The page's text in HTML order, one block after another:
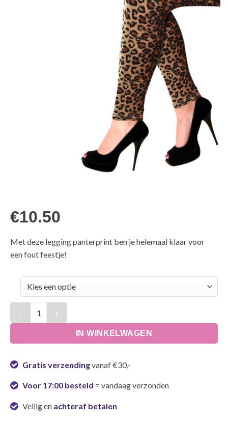
€10.50
Met deze legging panterprint ben je helemaal klaar voor
een fout feestje!
IN WINKELWAGEN
Gratis verzendingvanaf €30,-
Voor 17:00 besteld = vandaag verzonden
Veilig en achteraf betalen